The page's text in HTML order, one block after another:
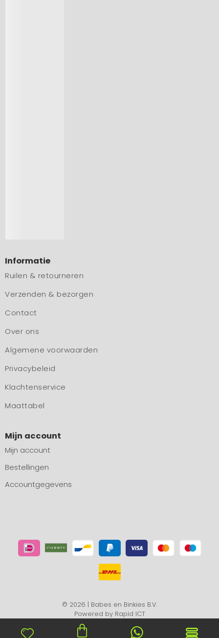
Informatie
Ruilen & retourneren
Verzenden & bezorgen
Contact
Over ons
Algemene voorwaarden
Privacybeleid
Klachtenservice
Maattabel
Mijn account
Mijn account
Bestellingen
Accountgegevens
© 2026 | Babes en Binkies B.V.
Powered by Rapid ICT